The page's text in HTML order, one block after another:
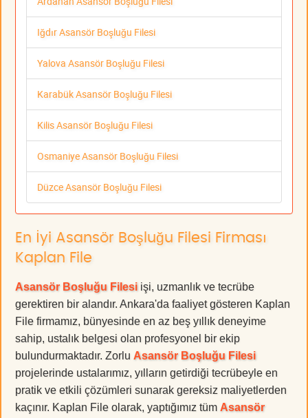
Iğdır Asansör Boşluğu Filesi
Yalova Asansör Boşluğu Filesi
Karabük Asansör Boşluğu Filesi
Kilis Asansör Boşluğu Filesi
Osmaniye Asansör Boşluğu Filesi
Düzce Asansör Boşluğu Filesi
En İyi Asansör Boşluğu Filesi Firması
Kaplan File
Asansör Boşluğu Filesi işi, uzmanlık ve tecrübe
gerektiren bir alandır. Ankara'da faaliyet gösteren Kaplan
File firmamız, bünyesinde en az beş yıllık deneyime
sahip, ustalık belgesi olan profesyonel bir ekip
bulundurmaktadır. Zorlu Asansör Boşluğu Filesi
projelerinde ustalarımız, yılların getirdiği tecrübeyle en
pratik ve etkili çözümleri sunarak gereksiz maliyetlerden
kaçınır. Kaplan File olarak, yaptığımız tüm Asansör